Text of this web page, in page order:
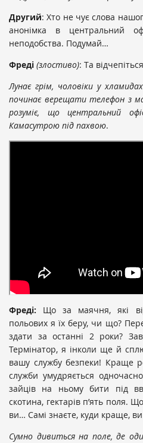
Другий: Хто не чує слова
анонімка в центральний
неподобства. Подумай…
Фреді (злостиво): Та
Лунає грім, чоловіки у
починає верещати телефон з
розуміє, що центральний
Камасутрою під пахвою.
Фреді: Що за маячня, які
польових я їх беру, чи що?
здати за останні 2 роки?
Термінатор, я інколи ще й
вашу службу безпеки! Краще
служби умудряється
зайців на ньому бити під
скотина, гектарів п’ять поля.
ви… Самі знаєте, куди краще,
Сумно дивиться на поле, де